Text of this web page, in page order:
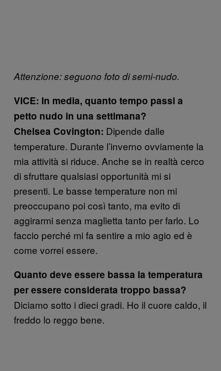
Attenzione: seguono foto di semi-nudo.
VICE: In media, quanto tempo passi a
petto nudo in una settimana?
Chelsea Covington: Dipende dalle
temperature. Durante l’inverno ovviamente la
mia attività si riduce. Anche se in realtà cerco
di sfruttare qualsiasi opportunità mi si
presenti. Le basse temperature non mi
preoccupano poi così tanto, ma evito di
aggirarmi senza maglietta tanto per farlo. Lo
faccio perché mi fa sentire a mio agio ed è
come vorrei essere.
Quanto deve essere bassa la temperatura
per essere considerata troppo bassa?
Diciamo sotto i dieci gradi. Ho il cuore caldo, il
freddo lo reggo bene.